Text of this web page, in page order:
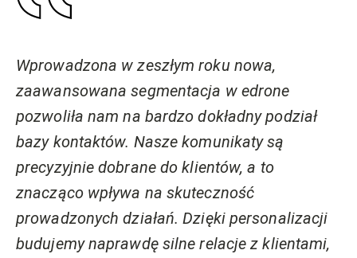
Wprowadzona w zeszłym roku nowa,
zaawansowana segmentacja w edrone
pozwoliła nam na bardzo dokładny podział
bazy kontaktów. Nasze komunikaty są
precyzyjnie dobrane do klientów, a to
znacząco wpływa na skuteczność
prowadzonych działań. Dzięki personalizacji
budujemy naprawdę silne relacje z klientami,